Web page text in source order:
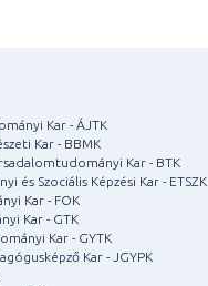
Kar - ÁJTK
Kar - BBMK
Kar - BTK
és Szociális Képzési Kar - ETSZK
Kar - FOK
Kar - GTK
Kar - GYTK
Kar - JGYPK